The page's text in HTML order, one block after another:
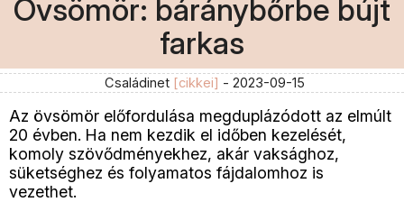
Övsömör: báránybőrbe bújt
farkas
Családinet [cikkei] - 2023-09-15
Az övsömör előfordulása megduplázódott az elmúlt
20 évben. Ha nem kezdik el időben kezelését,
komoly szövődményekhez, akár vaksághoz,
süketséghez és folyamatos fájdalomhoz is
vezethet.